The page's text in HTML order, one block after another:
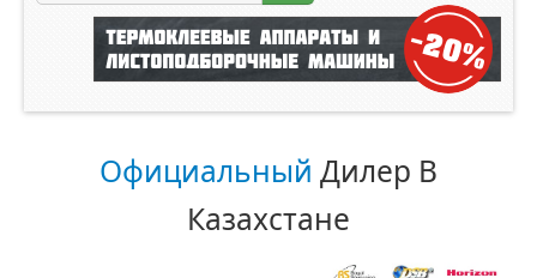
Официальный Дилер В
Казахстане